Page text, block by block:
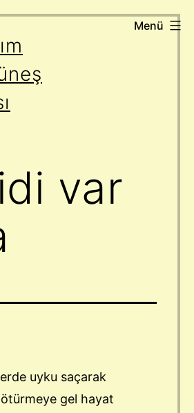
Menü
var
uyku saçarak
gel hayat